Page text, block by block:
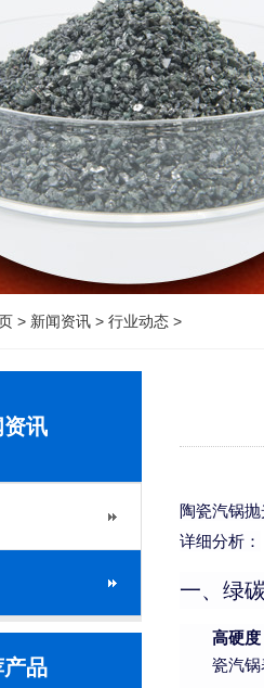
> 新闻资讯 > 行业动态 >
资讯
品
陶瓷汽锅
详细分析：
一、绿
高硬度
瓷汽